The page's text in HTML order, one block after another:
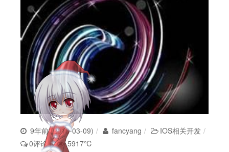
9年前 (2018-03-09) fancyang
IOS相关开发
0评论
5917℃